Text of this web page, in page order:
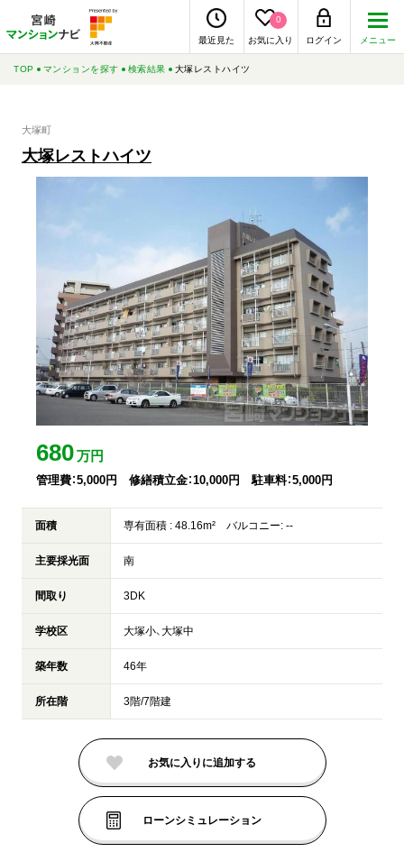
メニュー
最近見た
0
お気に入り ログイン
TOP マンションを探す 検索結果 大塚レストハイツ
大塚町
大塚レストハイツ
680万円
管理費：5,000円 修繕積立金：10,000円 駐車料：5,000円
面積 専有面積 : 48.16m² バルコニー: --
主要採光面 南
間取り 3DK
学校区 大塚小、大塚中
築年数 46年
所在階 3階/7階建
お気に入りに追加する
ローンシミュレーション